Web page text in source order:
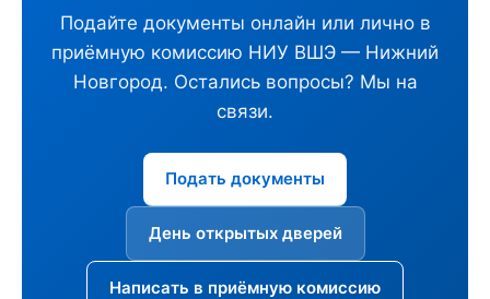
Подайте документы онлайн или лично в
приёмную комиссию НИУ ВШЭ — Нижний
Новгород. Остались вопросы? Мы на
связи.
Подать документы
День открытых дверей
Написать в приёмную комиссию